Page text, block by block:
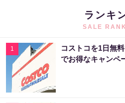
ランキ
SALE
1
コストコを1日無
でお得なキャンペ